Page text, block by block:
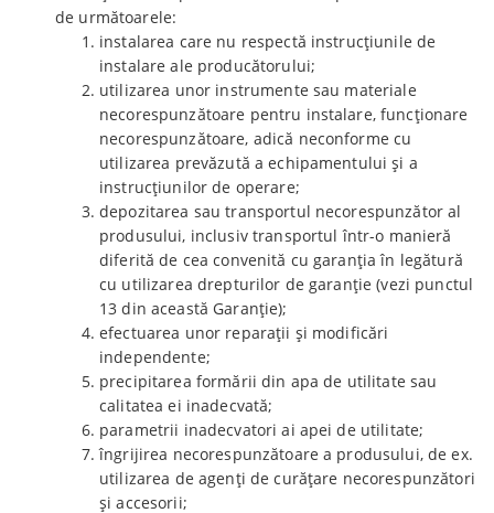
de următoarele:
instalarea care nu respectă instrucțiunile de
instalare ale producătorului;
utilizarea unor instrumente sau materiale
necorespunzătoare pentru instalare, funcționare
necorespunzătoare, adică neconforme cu
utilizarea prevăzută a echipamentului și a
instrucțiunilor de operare;
depozitarea sau transportul necorespunzător al
produsului, inclusiv transportul într-o manieră
diferită de cea convenită cu garanția în legătură
cu utilizarea drepturilor de garanție (vezi punctul
13 din această Garanție);
efectuarea unor reparații și modificări
independente;
precipitarea formării din apa de utilitate sau
calitatea ei inadecvată;
parametrii inadecvatori ai apei de utilitate;
îngrijirea necorespunzătoare a produsului, de ex.
utilizarea de agenți de curățare necorespunzători
și accesorii;